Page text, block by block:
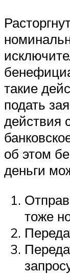
такие
подать
действия
об этом
деньги
тоже